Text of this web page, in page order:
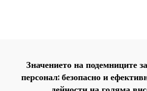
Значението на подемниците
персонал: безопасно и